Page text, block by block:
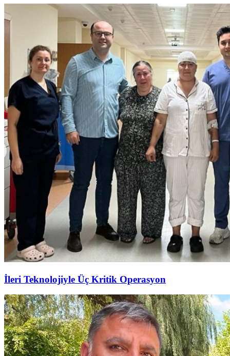
İleri Teknolojiyle Üç Kritik Operasyon